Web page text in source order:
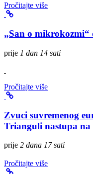
Pročitajte više
„San o mikrokozmi“
prije 1 dan 14 sati
Pročitajte više
Zvuci suvremenog
Trianguli nastupa
prije 2 dana 17 sati
Pročitajte više